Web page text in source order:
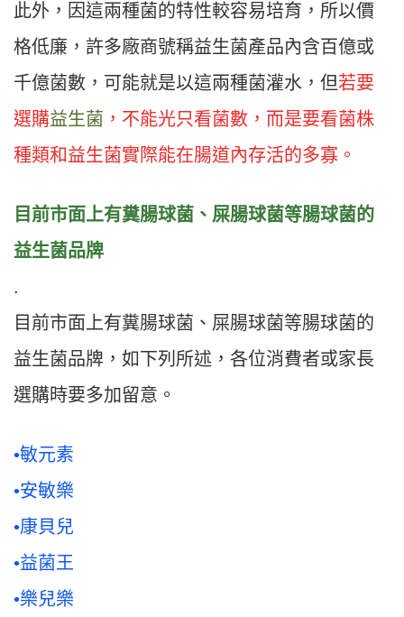
此外，因這兩種菌的特性較容易培育，所以價
格低廉，許多廠商號稱益生菌產品內含百億或
千億菌數，可能就是以這兩種菌灌水，但若要
選購益生菌 ，不能光只看菌數，而是要看菌株
種類和益生菌實際能在腸道內存活的多寡。
目前市面上有糞腸球菌、屎腸球菌等腸球菌的
益生菌品牌
.
目前市面上有糞腸球菌、屎腸球菌等腸球菌的
益生菌品牌，如下列所述，各位消費者或家長
選購時要多加留意。
•敏元素
•安敏樂
•康貝兒
•益菌王
•樂兒樂